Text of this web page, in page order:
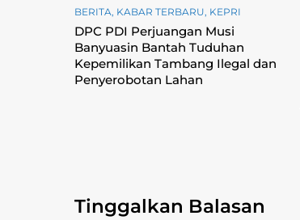
BERITA, KABAR TERBARU, KEPRI
DPC PDI Perjuangan Musi
Banyuasin Bantah Tuduhan
Kepemilikan Tambang Ilegal dan
Penyerobotan Lahan
Tinggalkan Balasan